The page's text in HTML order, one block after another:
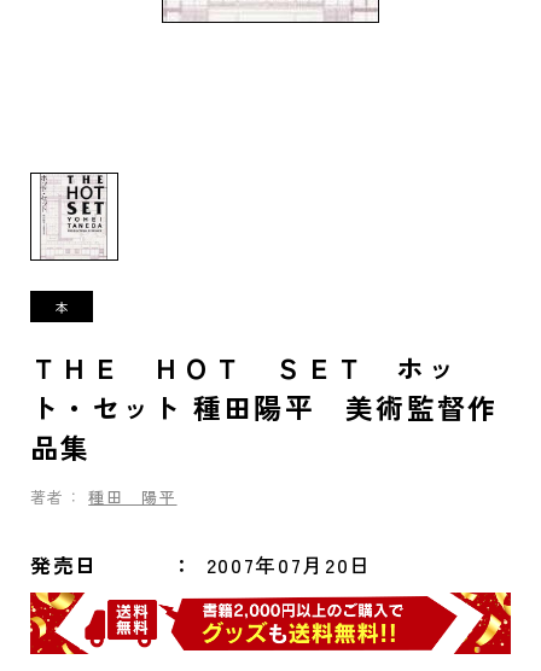
ＴＨＥ ＨＯＴ ＳＥＴ ホッ
ト・セット 種田陽平 美術監督作
品集
著者： 種田 陽平
発売日 2007年07月20日